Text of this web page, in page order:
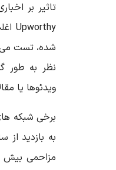
شده، تست می
نظر به طور
ویدئوها یا
برخی شبکه